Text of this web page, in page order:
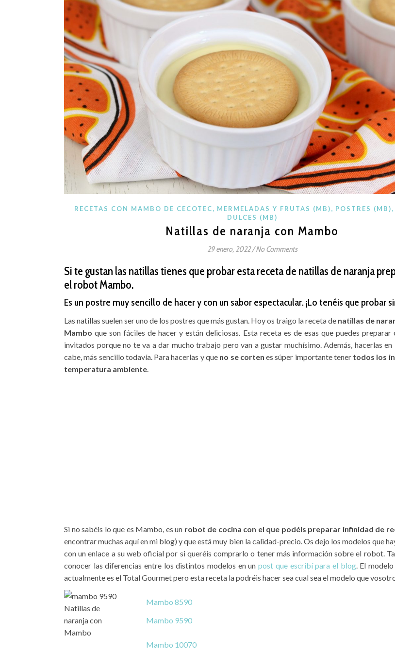
Blog de recetas de cocina paso a paso. Recetas a mano, recetas con
RECETAS CON MAMBO DE CECOTEC MERMELADAS Y FRUTAS (MB) POSTRES (MB)
DULCES (MB)
Natillas de naranja con Mambo
29 enero, 2022 /No Comments
Si te gustan las natillas tienes que probar esta receta de natillas de naranja
el robot Mambo.
Es un postre muy sencillo de hacer y con un sabor espectacular. ¡Lo tenéis que probar
Las natillas suelen ser uno de los postres que más gustan. Hoy os traigo la receta de natillas de
Mambo que son fáciles de hacer y están deliciosas. Esta receta es de esas que puedes preparar
invitados porque no te va a dar mucho trabajo pero van a gustar muchísimo. Además, hacerlas
cabe, más sencillo todavía. Para hacerlas y que no se corten es súper importante tener todos los
temperatura ambiente
Si no sabéis lo que es Mambo, es un robot de cocina con el que podéis preparar infinidad de
encontrar muchas aquí en mi blog) y que está muy bien la calidad-precio. Os dejo los modelos que
con un enlace a su web oficial por si queréis comprarlo o tener más información sobre el robot.
conocer las diferencias entre los distintos modelos en unpost que escribí para el blog. El
actualmente es el Total Gourmet pero esta receta la podréis hacer sea cual sea el modelo que
Mambo 8590
Mambo 9590
Mambo 10070